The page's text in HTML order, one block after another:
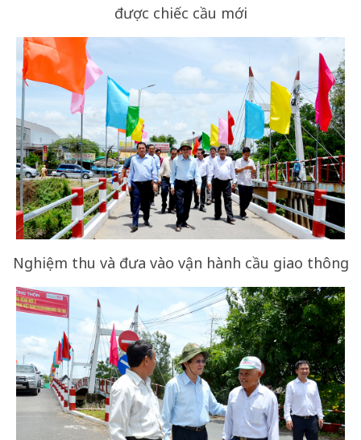
được chiếc cầu mới
Nghiệm thu và đưa vào vận hành cầu giao thông